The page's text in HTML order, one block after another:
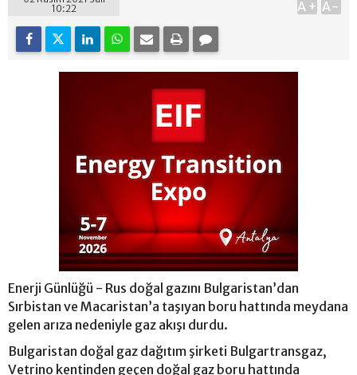
10:22
A+ A-
Enerji Günlüğü - Rus doğal gazını Bulgaristan’dan
Sırbistan ve Macaristan’a taşıyan boru hattında meydana
gelen arıza nedeniyle gaz akışı durdu.
Bulgaristan doğal gaz dağıtım şirketi Bulgartransgaz,
Vetrino kentinden geçen doğal gaz boru hattında